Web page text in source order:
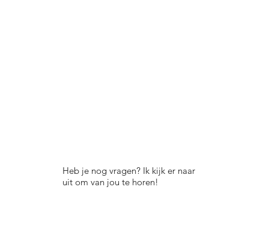
Heb je nog vragen? Ik kijk er naar
uit om van jou te horen!